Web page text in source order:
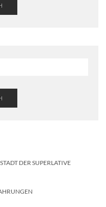
DER SUPERLATIVE